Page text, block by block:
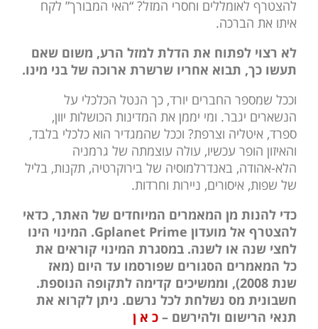
להצטרף לאומללים וחסרי המזל? “האי המבורך” לקח
איתו את הברכה.
לא רצוי לפתוח את הדלת למזל הרע, משום שאם
תעשו כך, תבוא אחריו שרשרת ארוכה של בני מינו.
וככל שמספר החברים יורד, כך הנטל הכלכלי על
הנשארים יגבר. ומי יממן את המדינות הכושלות יוון,
ספרד, איטליה וצרפת? וככל שהמגדיר הוא כלכלי בלבד,
והאיזון הופר עכשיו, עולה עוצמתה של גרמניה
הלא-אהודה, באנדרלמוסיה של בירוקרטיה, תקנות, בליל
של שפות, איסורים, ניירות וחרדות.
כדי להנות מן המאמרים המיוחדים של האתר, כדאי
להצטרף אל מועדון Gplanet Prime. המינוי הינו
לחצי שנה או לשנה. במסגרת המינוי קוראים את
כל המאמרים הסגורים שפורסמו עד היום (מאז
שנת 2008), וממשיכים קדימה לתקופה הנוספת.
חשבונית מס נשלחת לכל נרשם. ניתן לקרוא את
תנאי הרישום ולהירשם – כ א ן